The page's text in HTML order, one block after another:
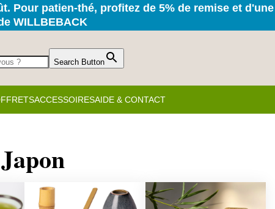
Pour patien-thé, profitez de 5% de remise et
WILLBEBACK
Search Button
ACCESSOIRESAIDE & CONTACT